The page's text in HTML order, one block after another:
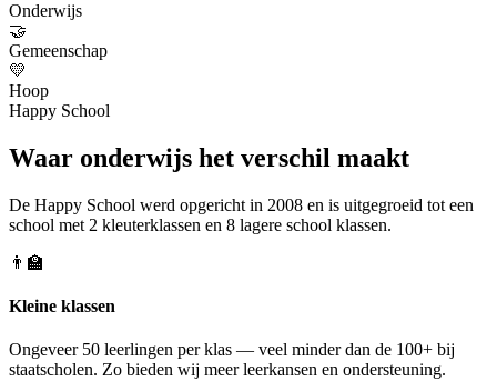
Onderwijs
🤝
Gemeenschap
💛
Hoop
Happy School
Waar onderwijs het verschil maakt
De Happy School werd opgericht in 2008 en is uitgegroeid tot een
school met 2 kleuterklassen en 8 lagere school klassen.
👨‍🏫
Kleine klassen
Ongeveer 50 leerlingen per klas — veel minder dan de 100+ bij
staatscholen. Zo bieden wij meer leerkansen en ondersteuning.